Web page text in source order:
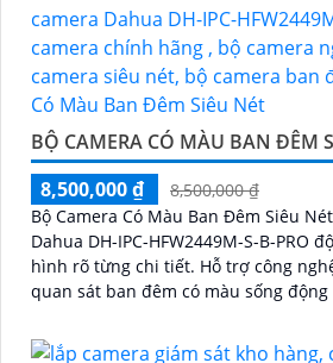
BỘ CAMERA CÓ MÀU BAN ĐÊM
8,500,000 ₫
8,500,000 ₫
Bộ Camera Có Màu Ban Đêm Siêu
Dahua DH-IPC-HFW2449M-S-B-PRO
hình rõ từng chi tiết. Hỗ trợ công nghệ Starlight giúp
quan sát ban đêm có màu sống động